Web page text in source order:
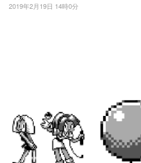
2019年2月19日 14時0分